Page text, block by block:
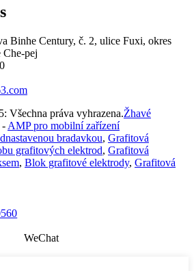
Binhe Century, č. 2, ulice Fuxi, okres
Che-pej
Všechna práva vyhrazena.Žhavé
- AMP pro mobilní zařízení
bradavkou, Grafitová
grafitových elektrod, Grafitová
, Blok grafitové elektrody, Grafitová
WeChat